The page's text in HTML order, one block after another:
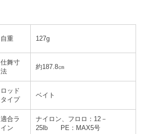
自重 127g
仕舞寸
法
約187.8㎝
ロッド
タイプ
ベイト
適合ラ
イン
ナイロン、フロロ：12－
25lb PE：MAX5号